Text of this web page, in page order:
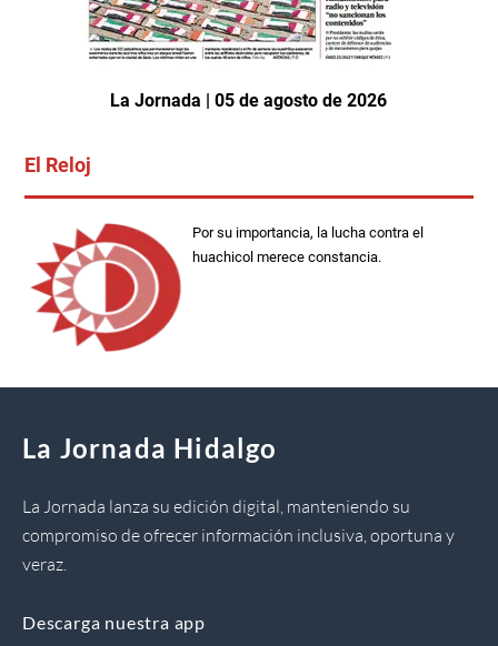
La Jornada | 05 de agosto de 2026
El Reloj
Por su importancia, la lucha contra el
huachicol merece constancia.
La Jornada Hidalgo
La Jornada lanza su edición digital, manteniendo su
compromiso de ofrecer información inclusiva, oportuna y
veraz.
Descarga nuestra app